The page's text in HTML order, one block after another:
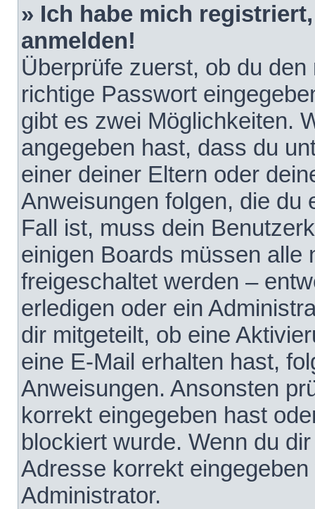
» Ich habe mich
anmelden!
Überprüfe zuerst, ob du
richtige Passwort
gibt es zwei Möglichkeiten.
angegeben hast, dass du
einer deiner Eltern oder
Anweisungen folgen, die du
Fall ist, muss dein
einigen Boards müssen alle
freigeschaltet werden –
erledigen oder ein
dir mitgeteilt, ob eine
eine E-Mail erhalten hast,
Anweisungen. Ansonsten
korrekt eingegeben hast
blockiert wurde. Wenn du
Adresse korrekt
Administrator.